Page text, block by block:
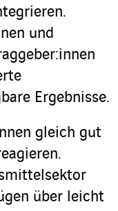
und
Ergebnisse.
gleich gut
über leicht